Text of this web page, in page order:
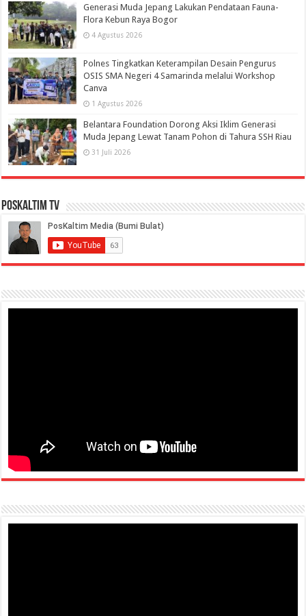
Generasi Muda Jepang Lakukan Pendataan Fauna-
Flora Kebun Raya Bogor
4 Agustus 2026
Polnes Tingkatkan Keterampilan Desain Pengurus
OSIS SMA Negeri 4 Samarinda melalui Workshop
Canva
1 Agustus 2026
Belantara Foundation Dorong Aksi Iklim Generasi
Muda Jepang Lewat Tanam Pohon di Tahura SSH Riau
31 Juli 2026
PosKaltim TV